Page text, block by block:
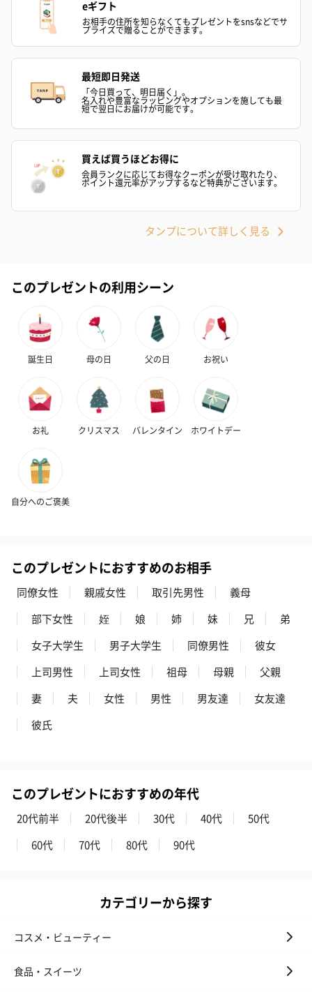
プリザーブドフラワー
ブーケ（ピンク）
（2,580円）
プリザーブドフラワー
ブーケ（ブルー）
（2,580円）
ぬいぐるみ
愛らしいぬいぐるみを同梱してお届けします。
誕生日・記念日・出産祝いなどのシーンにおすすめです。
フラワーテディベア
（2,390円）
テディベア（バニラ）
（1,760円）
紅茶・コーヒー・スイーツ
紅茶・コーヒー・スイーツを同梱してお届けいたします。ギフト
アールグレイ（HAPPY
BIRTHDAY TO YOU）
（660円）
アールグレイティー
（660円）
フルーツティ
円）
スイーツ
スイーツを同梱してお届けいたします。ギフトへの＋αにおすすめ
です。
スキンケアグッズを同梱してお届けします。
eギフト
お相手の住所を知らなくてもプレゼントをsnsなどでサ
プライズで贈ることができます。
最短即日発送
「今日買って、明日届く」。
名入れや豊富なラッピングやオプションを施しても最
短で翌日にお届けが可能です。
買えば買うほどお得に
会員ランクに応じてお得なクーポンが受け取れたり、
ポイント還元率がアップするなど特典がございます。
タンプについて詳しく見る
このプレゼントの利用シーン
誕生日 母の日 父の日 お祝い
お礼 クリスマス バレンタイン ホワイトデー
自分へのご褒美
このプレゼントにおすすめのお相手
同僚女性 親戚女性 取引先男性
義母
部下女性
姪 娘 姉 妹 兄
弟
女子大学生
男子大学生 同僚男性
彼女
上司男性
上司女性 祖母 母親
父親
妻
夫 女性 男性 男友達
女友達
彼氏
このプレゼントにおすすめの年代
20代前半 20代後半 30代 40代
50代
60代
70代 80代 90代
カテゴリーから探す
コスメ・ビューティー
食品・スイーツ